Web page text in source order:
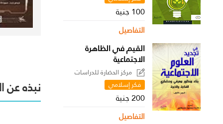
100 جنية
التفاصيل
القيم في الظاهرة
الاجتماعية
مركز الحضارة للدراسات
السياسية
فكر إسلامي
200 جنية
التفاصيل
نبذه عن